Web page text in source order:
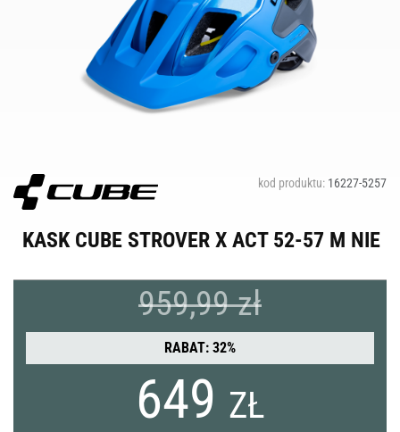
kod produktu: 16227-5257
KASK CUBE STROVER X ACT 52-57 M NIE
959,99 zł
RABAT: 32%
649 ZŁ